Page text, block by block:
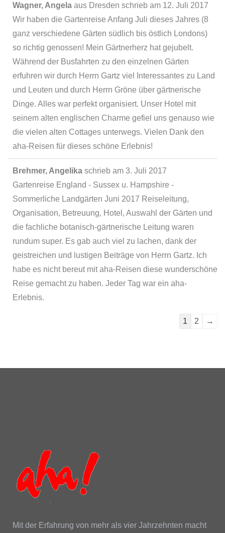
Wagner, Angela aus Dresden schrieb am 12. Juli 2017
Wir haben die Gartenreise Anfang Juli dieses Jahres (8
ganz verschiedene Gärten südlich bis östlich Londons)
so richtig genossen! Mein Gärtnerherz hat gejubelt.
Während der Busfahrten zu den einzelnen Gärten
erfuhren wir durch Herrn Gartz viel Interessantes zu Land
und Leuten und durch Herrn Gröne über gärtnerische
Dinge. Alles war perfekt organisiert. Unser Hotel mit
seinem alten englischen Charme gefiel uns genauso wie
die vielen alten Cottages unterwegs. Vielen Dank den
aha-Reisen für dieses schöne Erlebnis!
Brehmer, Angelika schrieb am 3. Juli 2017
Gartenreise England - Sussex u. Hampshire -
Sommerliche Landgärten Juni 2017 Reiseleitung,
Organisation, Betreuung, Hotel, Auswahl der Gärten und
die fachliche botanisch-gärtnerische Leitung waren
rundum super. Es gab auch viel zu lachen, dank der
geistreichen und lustigen Beiträge von Herrn Gartz. Ich
habe es nicht bereut mit aha-Reisen diese wunderschöne
Reise gemacht zu haben. Jeder Tag war ein aha-
Erlebnis.
1 2 →
Mit der Erfahrung von mehr als vier Jahrzehnten macht